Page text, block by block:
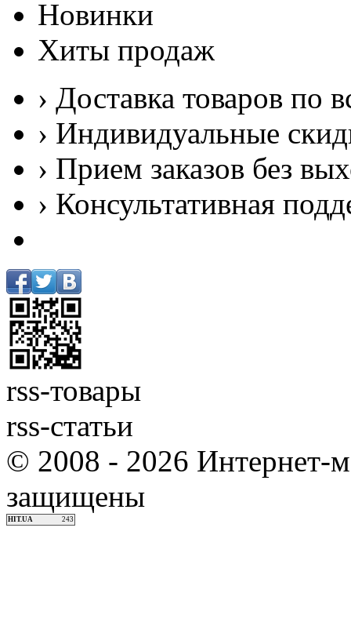
Новинки
Хиты продаж
› Доставка товаров по
› Индивидуальные
› Прием заказов без
› Консультативная
rss-товары
rss-статьи
© 2008 - 2026 Интернет-
защищены
HIT.UA 243